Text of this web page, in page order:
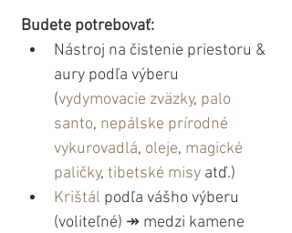
Budete potrebovať:
Nástroj na čistenie priestoru &
aury podľa výberu
(vydymovacie zväzky, palo
santo, nepálske prírodné
vykurovadlá, oleje, magické
paličky, tibetské misy atď.)
Krištál podľa vášho výberu
(voliteľné) ↠ medzi kamene